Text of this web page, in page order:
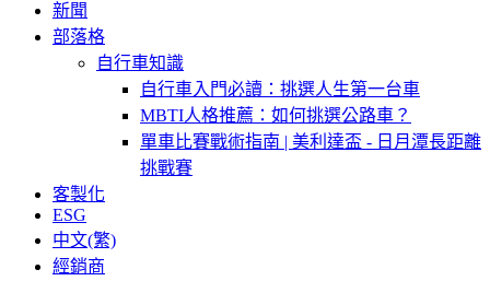
新聞
部落格
自行車知識
自行車入門必讀：挑選人生第一台車
MBTI人格推薦：如何挑選公路車？
單車比賽戰術指南 | 美利達盃 - 日月潭長距離
挑戰賽
客製化
ESG
中文(繁)
經銷商